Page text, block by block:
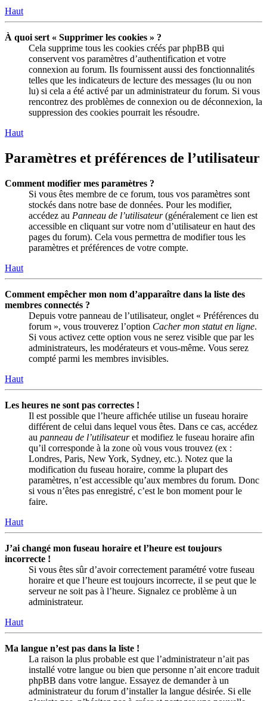
Haut
À quoi sert « Supprimer les cookies » ?
Cela supprime tous les cookies créés par phpBB qui
conservent vos paramètres d’authentification et votre
connexion au forum. Ils fournissent aussi des fonctionnalités
telles que les indicateurs de lecture des messages (lu ou non
lu) si cela a été activé par un administrateur du forum. Si vous
rencontrez des problèmes de connexion ou de déconnexion, la
suppression des cookies pourrait les résoudre.
Haut
Paramètres et préférences de l’utilisateur
Comment modifier mes paramètres ?
Si vous êtes membre de ce forum, tous vos paramètres sont
stockés dans notre base de données. Pour les modifier,
accédez au Panneau de l’utilisateur(généralement ce lien est
accessible en cliquant sur votre nom d’utilisateur en haut des
pages du forum). Cela vous permettra de modifier tous les
paramètres et préférences de votre compte.
Haut
Comment empêcher mon nom d’apparaître dans la liste des
membres connectés ?
Depuis votre panneau de l’utilisateur, onglet « Préférences du
forum », vous trouverez l’option Cacher mon statut en ligne.
Si vous activez cette option vous ne serez visible que par les
administrateurs, les modérateurs et vous-même. Vous serez
compté parmi les membres invisibles.
Haut
Les heures ne sont pas correctes !
Il est possible que l’heure affichée utilise un fuseau horaire
différent de celui dans lequel vous êtes. Dans ce cas, accédez
au panneau de l’utilisateuret modifiez le fuseau horaire afin
qu’il corresponde à la zone où vous vous trouvez (ex :
Londres, Paris, New York, Sydney, etc.). Notez que la
modification du fuseau horaire, comme la plupart des
paramètres, n’est accessible qu’aux membres du forum. Donc
si vous n’êtes pas enregistré, c’est le bon moment pour le
faire.
Haut
J’ai changé mon fuseau horaire et l’heure est toujours
incorrecte !
Si vous êtes sûr d’avoir correctement paramétré votre fuseau
horaire et que l’heure est toujours incorrecte, il se peut que le
serveur ne soit pas à l’heure. Signalez ce problème à un
administrateur.
Haut
Ma langue n’est pas dans la liste !
La raison la plus probable est que l’administrateur n’ait pas
installé votre langue ou bien que personne n’ait encore traduit
phpBB dans votre langue. Essayez de demander à un
administrateur du forum d’installer la langue désirée. Si elle